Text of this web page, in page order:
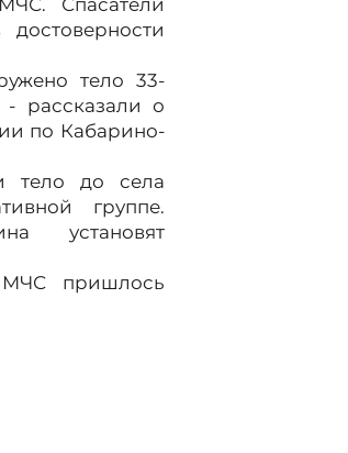
Спасатели
тело 33-
рассказали о
по Кабарино-
тело до села
группе.
установят
МЧС пришлось